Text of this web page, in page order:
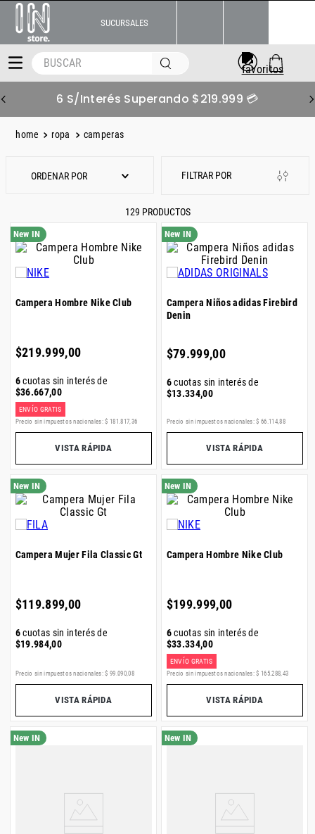
SUCURSALES
BUSCAR
6 S/Interés Superando $219.999 💳
ropa camperas
ORDENAR POR
129 PRODUCTOS
Campera Hombre Nike Club
$219.999,00
6cuotas sin interés de
$36.667,00
ENVÍO GRATIS
Precio sin impuestos nacionales: $ 181 .817,36
VISTA RÁPIDA
Campera Niños adidas Firebird
Denin
$79.999,00
6cuotas sin interés de
$13.334,00
Precio sin impuestos nacionales: $ 66.114,88
VISTA RÁPIDA
Campera Mujer Fila Classic Gt
$119.899,00
6cuotas sin interés de
$19.984,00
Precio sin impuestos nacionales: $ 99.090,08
VISTA RÁPIDA
Campera Hombre Nike Club
$199.999,00
6cuotas sin interés de
$33.334,00
ENVÍO GRATIS
Precio sin impuestos nacionales: $ 165.288,43
VISTA RÁPIDA